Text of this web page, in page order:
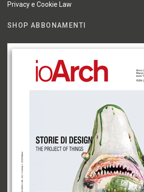
Privacy e Cookie Law
SHOP ABBONAMENTI